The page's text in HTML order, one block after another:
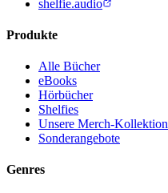
shelfie.audio
Produkte
Alle Bücher
eBooks
Hörbücher
Shelfies
Unsere Merch-Kollektion
Sonderangebote
Genres